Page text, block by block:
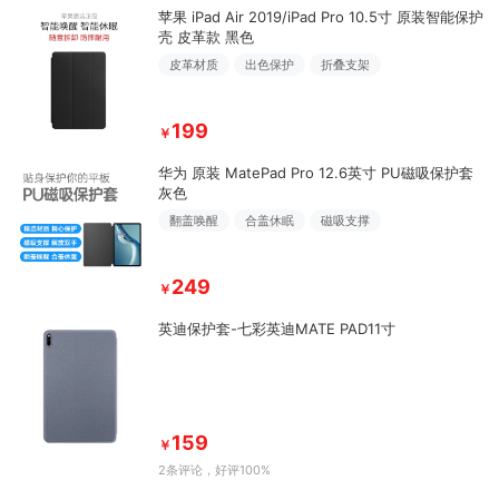
苹果 iPad Air 2019/iPad Pro 10.5寸 原装智能保护
壳 皮革款 黑色
皮革材质 出色保护 折叠支架
￥ 199
华为 原装 MatePad Pro 12.6英寸 PU磁吸保护套
灰色
翻盖唤醒 合盖休眠 磁吸支撑
￥ 249
英迪保护套-七彩英迪MATE PAD11寸
￥ 159
2条评论 ，好评100%